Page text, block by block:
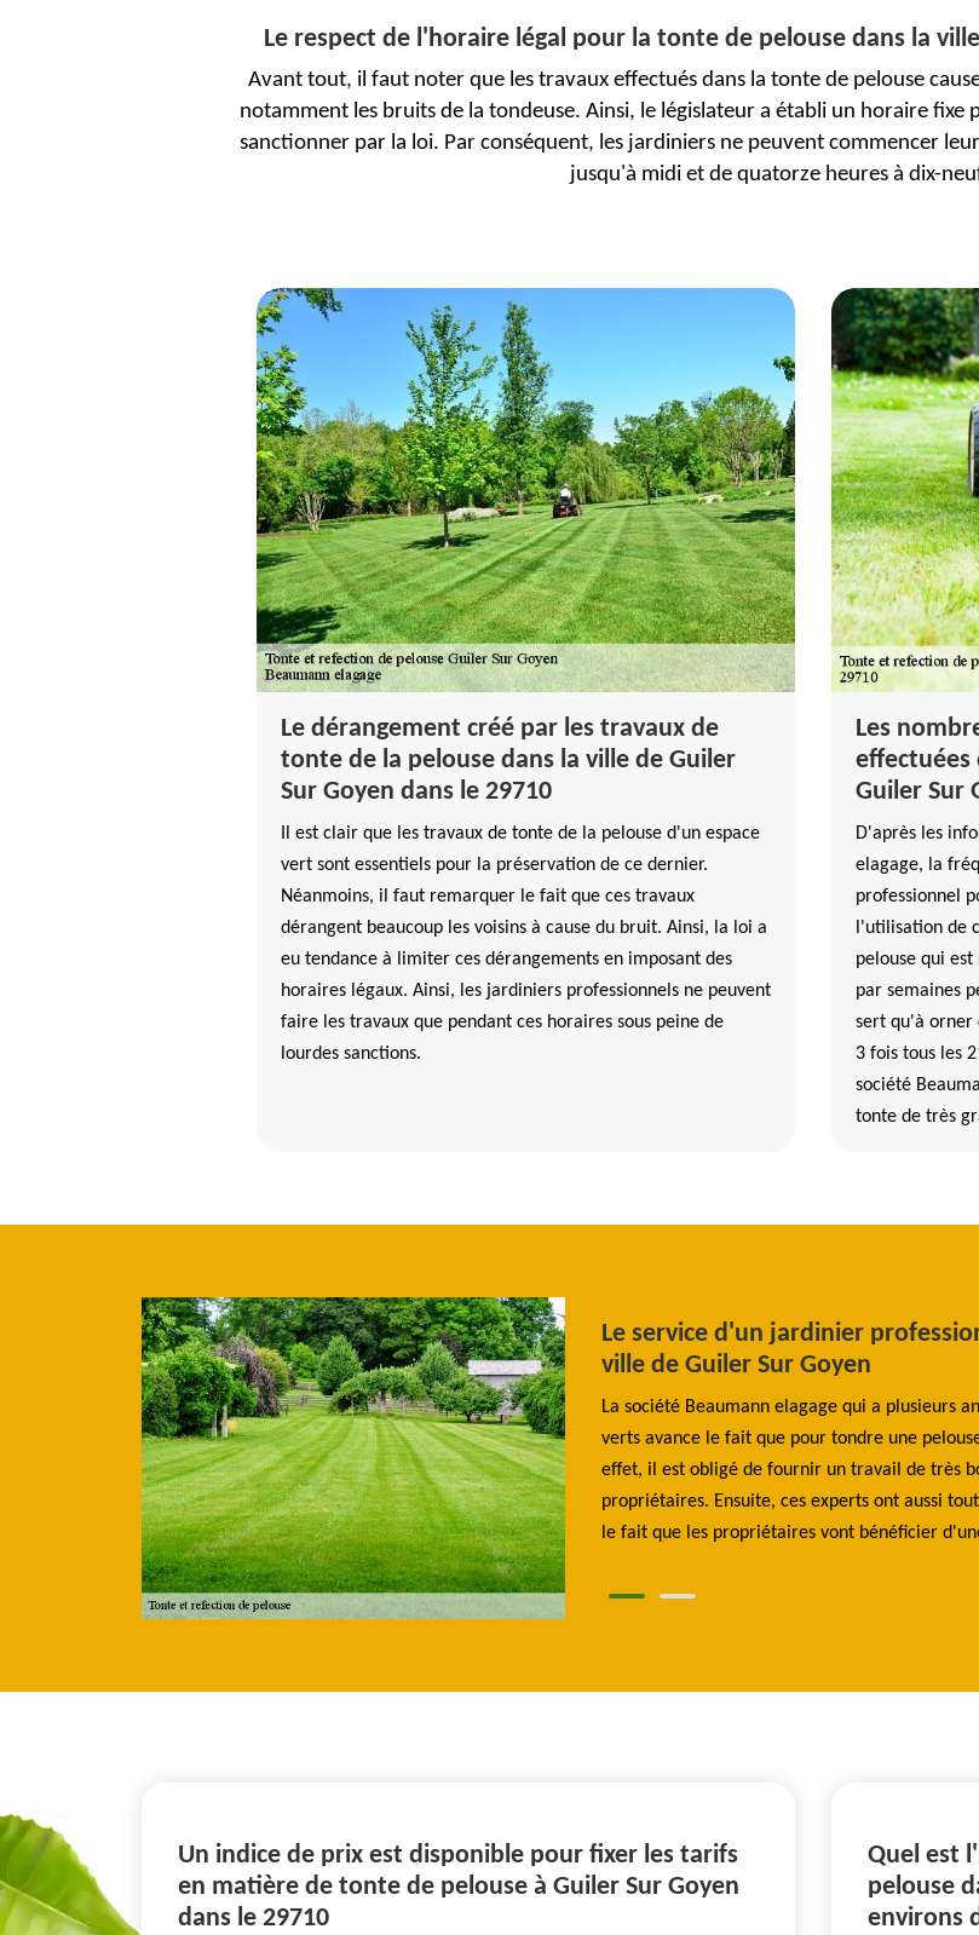
Le respect de l'horaire légal pour la tonte de pelouse dans la
Avant tout, il faut noter que les travaux effectués dans la tonte de pelouse
notamment les bruits de la tondeuse. Ainsi, le législateur a établi un horaire fixe
sanctionner par la loi. Par conséquent, les jardiniers ne peuvent commencer
jusqu'à midi et de quatorze heures à dix-
Le dérangement créé par les travaux de
tonte de la pelouse dans la ville de Guiler
Sur Goyen dans le 29710
Il est clair que les travaux de tonte de la pelouse d'un espace
vert sont essentiels pour la préservation de ce dernier.
Néanmoins, il faut remarquer le fait que ces travaux
dérangent beaucoup les voisins à cause du bruit. Ainsi, la loi a
eu tendance à limiter ces dérangements en imposant des
horaires légaux. Ainsi, les jardiniers professionnels ne peuvent
faire les travaux que pendant ces horaires sous peine de
lourdes sanctions.
Les
effectuées
Guiler Sur
D'après les
elagage, la
professionnel
l'utilisation de
pelouse qui
par semaines
sert qu'à orner
3 fois tous les
société
tonte de très
dans le cadre de la tonte d'une pelouse
travaille dans la ville de Guiler Sur Goyen, la tonte d'une pelouse
bien précis. Premièrement, il y a l'obligation de vérifier qu'il n'y a pas
surtout pour le passage de la tondeuse à gazon qu'elle soit électrique
pas effectuer les travaux si la pelouse est trop sèche ou trop humide.
elagage propose aux jardiniers de commencer par les bordures des
Le service d'un jardinier
ville de Guiler Sur Goyen
La société Beaumann elagage qui a plusieurs
verts avance le fait que pour tondre une
effet, il est obligé de fournir un travail de très
propriétaires. Ensuite, ces experts ont aussi
le fait que les propriétaires vont bénéficier
Un indice de prix est disponible pour fixer les tarifs
en matière de tonte de pelouse à Guiler Sur Goyen
dans le 29710
Quel est
pelouse
environs